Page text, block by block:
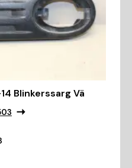
Blinkerssarg Vä